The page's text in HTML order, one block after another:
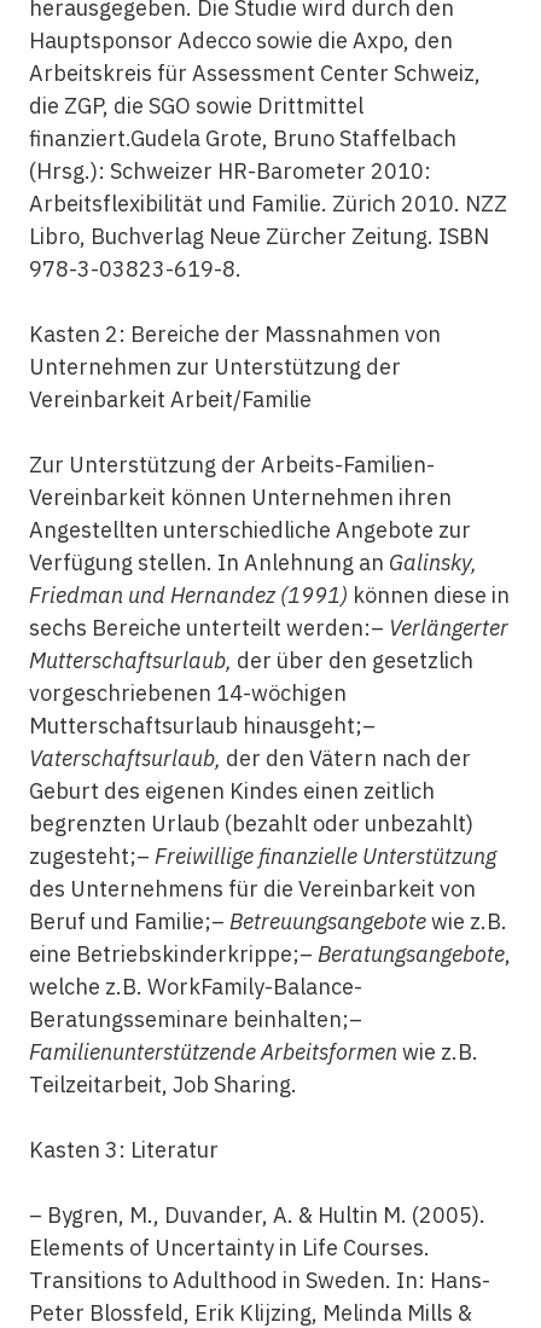
herausgegeben. Die Studie wird durch den
Hauptsponsor Adecco sowie die Axpo, den
Arbeitskreis für Assessment Center Schweiz,
die ZGP, die SGO sowie Drittmittel
finanziert.Gudela Grote, Bruno Staffelbach
(Hrsg.): Schweizer HR-Barometer 2010:
Arbeitsflexibilität und Familie. Zürich 2010. NZZ
Libro, Buchverlag Neue Zürcher Zeitung. ISBN
978-3-03823-619-8.
Kasten 2: Bereiche der Massnahmen von
Unternehmen zur Unterstützung der
Vereinbarkeit Arbeit/Familie
Zur Unterstützung der Arbeits-Familien-
Vereinbarkeit können Unternehmen ihren
Angestellten unterschiedliche Angebote zur
Verfügung stellen. In Anlehnung an Galinsky,
Friedman und Hernandez (1991) können diese in
sechs Bereiche unterteilt werden:– Verlängerter
Mutterschaftsurlaub, der über den gesetzlich
vorgeschriebenen 14-wöchigen
Mutterschaftsurlaub hinausgeht;–
Vaterschaftsurlaub, der den Vätern nach der
Geburt des eigenen Kindes einen zeitlich
begrenzten Urlaub (bezahlt oder unbezahlt)
zugesteht;– Freiwillige finanzielle Unterstützung
des Unternehmens für die Vereinbarkeit von
Beruf und Familie;– Betreuungsangebotewie z.B.
eine Betriebskinderkrippe;– Beratungsangebote,
welche z.B. WorkFamily-Balance-
Beratungsseminare beinhalten;–
Familienunterstützende Arbeitsformen wie z.B.
Teilzeitarbeit, Job Sharing.
Kasten 3: Literatur
– Bygren, M., Duvander, A. & Hultin M. (2005).
Elements of Uncertainty in Life Courses.
Transitions to Adulthood in Sweden. In: Hans-
Peter Blossfeld, Erik Klijzing, Melinda Mills &